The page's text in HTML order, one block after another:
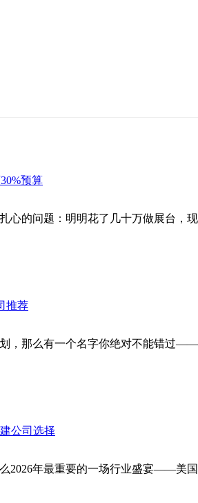
预算
的问题：明明花了几十万做展台，
推荐
，那么有一个名字你绝对不能错过
公司选择
2026年最重要的一场行业盛宴——美